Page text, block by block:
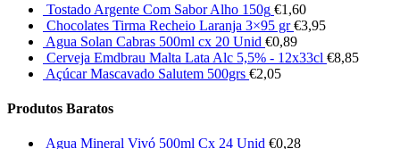
Tostado Argente Com Sabor Alho 150g €1,60
Chocolates Tirma Recheio Laranja 3×95 gr €3,95
Agua Solan Cabras 500ml cx 20 Unid €0,89
Cerveja Emdbrau Malta Lata Alc 5,5% - 12x33cl €8,85
Açúcar Mascavado Salutem 500grs €2,05
Produtos Baratos
Agua Mineral Vivó 500ml Cx 24 Unid €0,28